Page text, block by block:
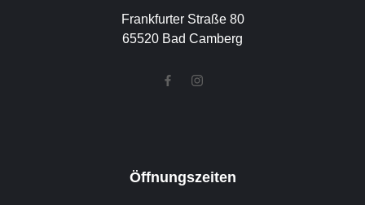
Frankfurter Straße 80
65520 Bad Camberg
Öffnungszeiten